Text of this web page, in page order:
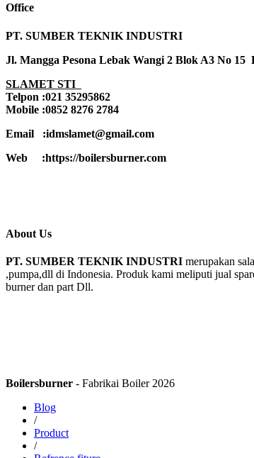
Office
PT. SUMBER TEKNIK INDUSTRI
Jl. Mangga Pesona Lebak Wangi 2 Blok A3 No 15
SLAMET STI
Telpon :021 35295862
Mobile :0852 8276 2784
Email :idmslamet@gmail.com
Web :https://boilersburner.com
About Us
PT. SUMBER TEKNIK INDUSTRI merupakan
,pumpa,dll di Indonesia. Produk kami meliputi jual
burner dan part Dll.
Boilersburner - Fabrikai Boiler 2026
Blog
/
Product
/